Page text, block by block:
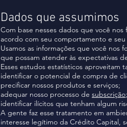
Dados que assumimos
Com base nesses dados que você
acordo com seu comportamento e
Usamos as informações que você nos
que possam atender às expectativas
Esses estudos estatísticos aproveitam
identificar o potencial de compra de
precificar nossos produtos e serviços;
adequar nosso processo de subscrição;
identificar ilícitos que tenham algum
A gente faz esse tratamento em
interesse legítimo da Crédito Capital,